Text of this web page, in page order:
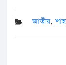
জাতীয়,